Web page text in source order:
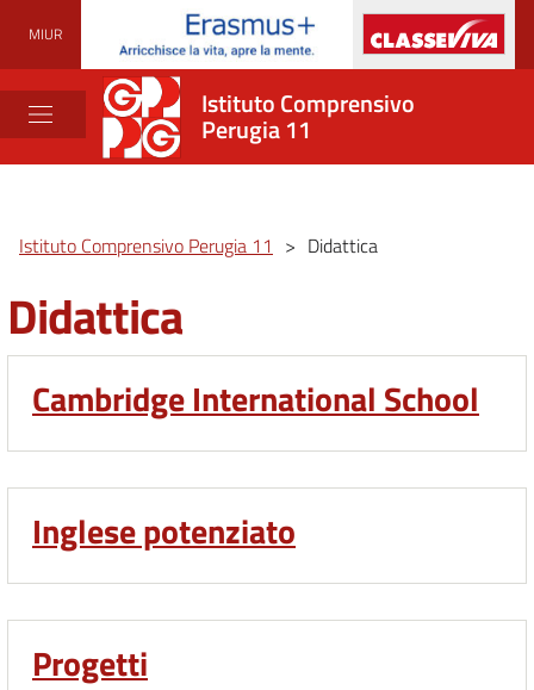
MIUR
Istituto Comprensivo
Perugia 11
Istituto Comprensivo Perugia 11 > Didattica
Didattica
Cambridge International School
Inglese potenziato
Progetti